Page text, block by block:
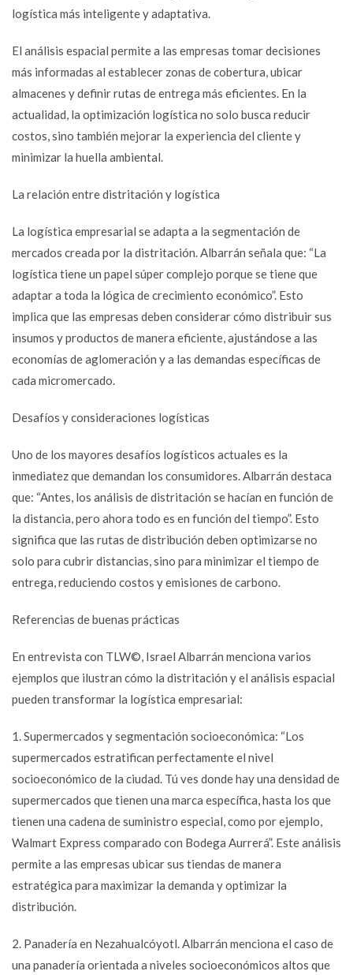
logística más inteligente y adaptativa.
El análisis espacial permite a las empresas tomar decisiones
más informadas al establecer zonas de cobertura, ubicar
almacenes y definir rutas de entrega más eficientes. En la
actualidad, la optimización logística no solo busca reducir
costos, sino también mejorar la experiencia del cliente y
minimizar la huella ambiental.
La relación entre distritación y logística
La logística empresarial se adapta a la segmentación de
mercados creada por la distritación. Albarrán señala que: “La
logística tiene un papel súper complejo porque se tiene que
adaptar a toda la lógica de crecimiento económico”. Esto
implica que las empresas deben considerar cómo distribuir sus
insumos y productos de manera eficiente, ajustándose a las
economías de aglomeración y a las demandas específicas de
cada micromercado.
Desafíos y consideraciones logísticas
Uno de los mayores desafíos logísticos actuales es la
inmediatez que demandan los consumidores. Albarrán destaca
que: “Antes, los análisis de distritación se hacían en función de
la distancia, pero ahora todo es en función del tiempo”. Esto
significa que las rutas de distribución deben optimizarse no
solo para cubrir distancias, sino para minimizar el tiempo de
entrega, reduciendo costos y emisiones de carbono.
Referencias de buenas prácticas
En entrevista con TLW©, Israel Albarrán menciona varios
ejemplos que ilustran cómo la distritación y el análisis espacial
pueden transformar la logística empresarial:
1. Supermercados y segmentación socioeconómica: “Los
supermercados estratifican perfectamente el nivel
socioeconómico de la ciudad. Tú ves donde hay una densidad de
supermercados que tienen una marca específica, hasta los que
tienen una cadena de suministro especial, como por ejemplo,
Walmart Express comparado con Bodega Aurrerá”. Este análisis
permite a las empresas ubicar sus tiendas de manera
estratégica para maximizar la demanda y optimizar la
distribución.
2. Panadería en Nezahualcóyotl. Albarrán menciona el caso de
una panadería orientada a niveles socioeconómicos altos que